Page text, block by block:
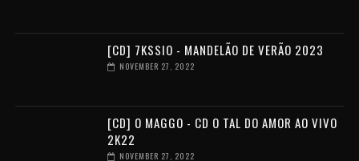
[CD] 7KSSIO - MANDELÃO DE VERÃO 2023
NOVEMBER 27, 2022
[CD] O MAGGO - CD O TAL DO AMOR AO VIVO
2K22
NOVEMBER 27, 2022